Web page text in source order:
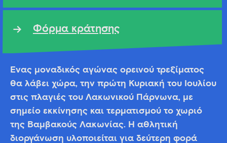
Φόρμα κράτησης
Ένας μοναδικός αγώνας ορεινού τρεξίματος
θα λάβει χώρα, την πρώτη Κυριακή του Ιουλίου
στις πλαγιές του Λακωνικού Πάρνωνα, με
σημείο εκκίνησης και τερματισμού το χωριό
της Βαμβακούς Λακωνίας. Η αθλητική
διοργάνωση υλοποιείται για δεύτερη φορά